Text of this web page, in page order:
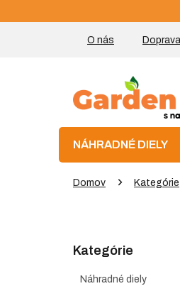
na
O nás
NÁHRADNÉ DIELY
Domov Kategórie
kategórie
Kategórie
Náhradné diely